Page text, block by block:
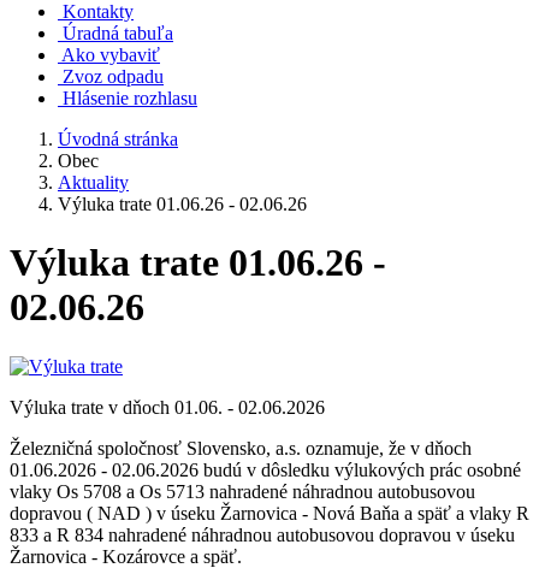
Kontakty
Úradná tabuľa
Ako vybaviť
Zvoz odpadu
Hlásenie rozhlasu
Úvodná stránka
Obec
Aktuality
Výluka trate 01.06.26 - 02.06.26
Výluka trate 01.06.26 -
02.06.26
Výluka trate v dňoch 01.06. - 02.06.2026
Železničná spoločnosť Slovensko, a.s. oznamuje, že v dňoch
01.06.2026 - 02.06.2026 budú v dôsledku výlukových prác osobné
vlaky Os 5708 a Os 5713 nahradené náhradnou autobusovou
dopravou ( NAD ) v úseku Žarnovica - Nová Baňa a späť a vlaky R
833 a R 834 nahradené náhradnou autobusovou dopravou v úseku
Žarnovica - Kozárovce a späť.